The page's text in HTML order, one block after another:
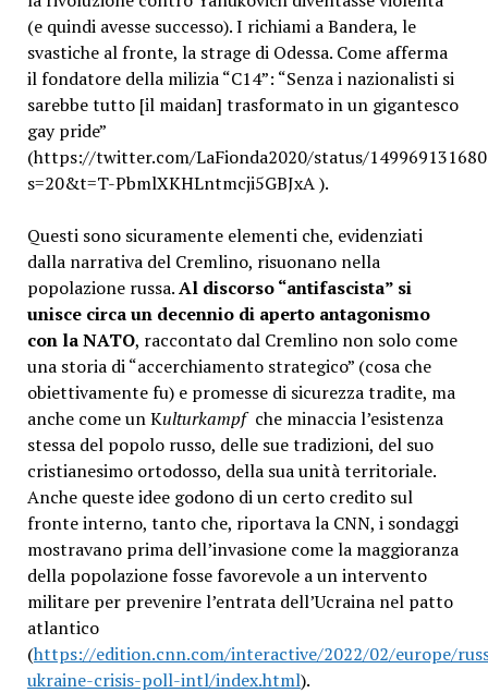
(e quindi avesse successo). I richiami a Bandera, le
svastiche al fronte, la strage di Odessa. Come afferma
il fondatore della milizia “C14”: “Senza i nazionalisti si
sarebbe tutto [il maidan] trasformato in un gigantesco
gay pride”
(https://twitter.com/LaFionda2020/status/
s=20&t=T-PbmlXKHLntmcji5GBJxA ).
Questi sono sicuramente elementi che, evidenziati
dalla narrativa del Cremlino, risuonano nella
popolazione russa.Al discorso “antifascista” si
unisce circa un decennio di aperto antagonismo
con la NATO, raccontato dal Cremlino non solo come
una storia di “accerchiamento strategico” (cosa che
obiettivamente fu) e promesse di sicurezza tradite, ma
anche come un Kulturkampfche minaccia l’esistenza
stessa del popolo russo, delle sue tradizioni, del suo
cristianesimo ortodosso, della sua unità territoriale.
Anche queste idee godono di un certo credito sul
fronte interno, tanto che, riportava la CNN, i sondaggi
mostravano prima dell’invasione come la maggioranza
della popolazione fosse favorevole a un intervento
militare per prevenire l’entrata dell’Ucraina nel patto
atlantico
(https://edition.cnn.com/interactive/2022/02/europe/
ukraine-crisis-poll-intl/index.html).